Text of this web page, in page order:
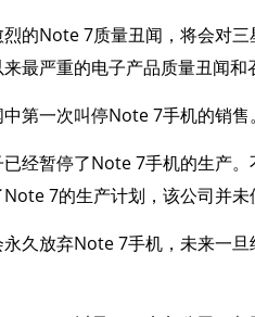
的Note 7质量丑闻，将会对
最严重的电子产品质量丑闻和
第一次叫停Note 7手机的销售。
经暂停了Note 7手机的生产
7的生产计划，该公司并未
久放弃Note 7手机，未来一